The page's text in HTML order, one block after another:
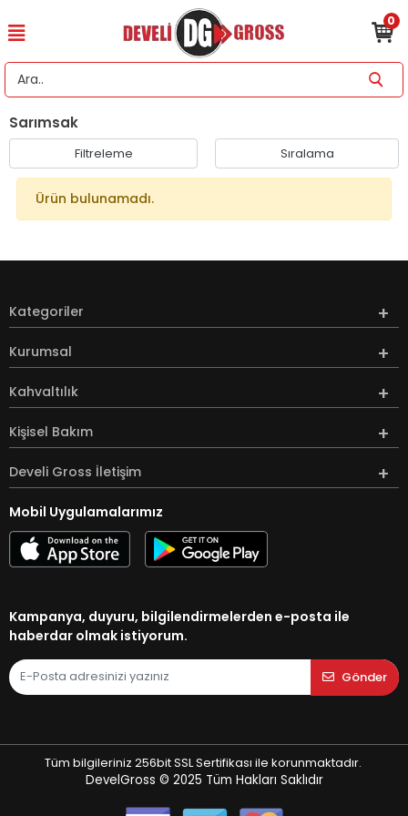
0
Sarımsak
Filtreleme Sıralama
Ürün bulunamadı.
Kategoriler
Kurumsal
Kahvaltılık
Kişisel Bakım
Develi Gross İletişim
Mobil Uygulamalarımız
Kampanya, duyuru, bilgilendirmelerden e-posta ile
haberdar olmak istiyorum.
Gönder
Tüm bilgileriniz 256bit SSL Sertifikası ile korunmaktadır.
DevelGross © 2025 Tüm Hakları Saklıdır